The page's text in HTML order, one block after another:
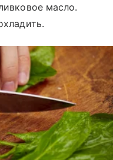
масло.